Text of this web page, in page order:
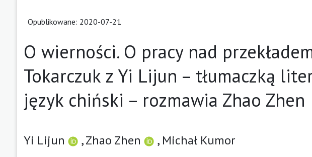
Opublikowane: 2020-07-21
O wierności. O pracy nad
Tokarczuk z Yi Lijun – tłumaczką
język chiński – rozmawia Zhao Zhen
Yi Lijun ,Zhao Zhen , Michał Kumor